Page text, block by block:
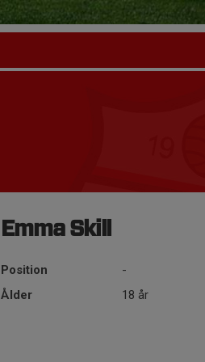
Emma Skill
Position
-
Ålder
18 år